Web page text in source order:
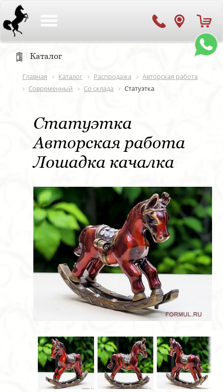
Каталог
Главная Каталог Распродажа
Авторская работа
Современный
Со склада Статуэтка
Статуэтка
Авторская работа
Лошадка качалка